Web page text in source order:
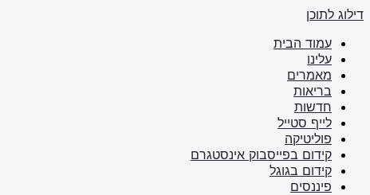
דילוג לתוכן
עמוד הבית
עלינו
מאמרים
בריאות
חדשות
לייף סטייל
פוליטיקה
קידום בפייסבוק אינסטגרם
קידום בגוגל
פיננסים